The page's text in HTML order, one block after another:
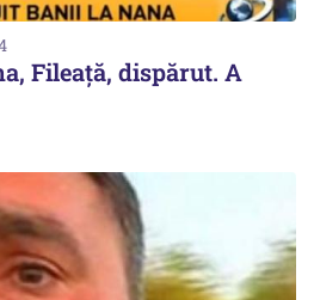
Fileață, dispărut. A